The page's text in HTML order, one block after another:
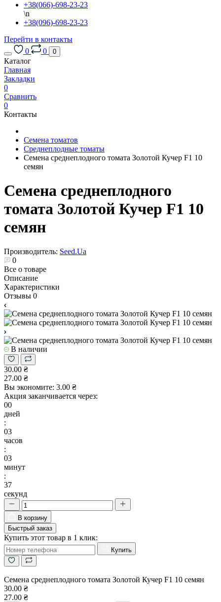
+38(066)-698-23-23
\n
+38(096)-698-23-23
Перейти в контакты
0
0 0
Каталог
Главная
Закладки
0
Сравнить
0
Контакты
Семена томатов
Среднеплодные томаты
Семена среднеплодного томата Золотой Кучер F1 10
семян
Семена среднеплодного
томата Золотой Кучер F1 10
семян
Производитель: Seed.Ua
0
Все о товаре
Описание
Характеристики
Отзывы 0
В наличии
30.00 ₴
27.00 ₴
Вы экономите: 3.00 ₴
Акция заканчивается через:
00
дней
:
03
часов
:
03
минут
:
37
секунд
В корзину
Быстрый заказ
Купить этот товар в 1 клик:
Купить
Семена среднеплодного томата Золотой Кучер F1 10 семян
30.00 ₴
27.00 ₴